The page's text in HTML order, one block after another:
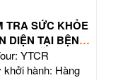
TRA SỨC KHỎE
DIỆN TẠI BỆNH
CHỢ RẪY
YTCR
khởi hành: Hàng